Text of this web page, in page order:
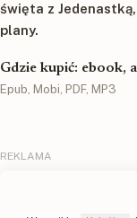
święta z
plany.
Gdzie kupić: ebook,
Epub, Mobi, PDF, MP3